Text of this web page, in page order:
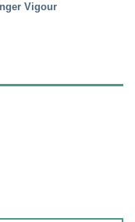
Vigour